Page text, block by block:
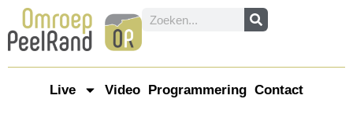
Live Video Programmering Contact